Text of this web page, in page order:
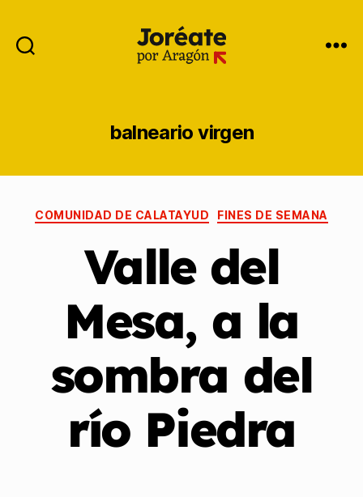
balneario virgen
COMUNIDAD DE CALATAYUD FINES DE SEMANA
Valle del
Mesa, a la
sombra del
río Piedra